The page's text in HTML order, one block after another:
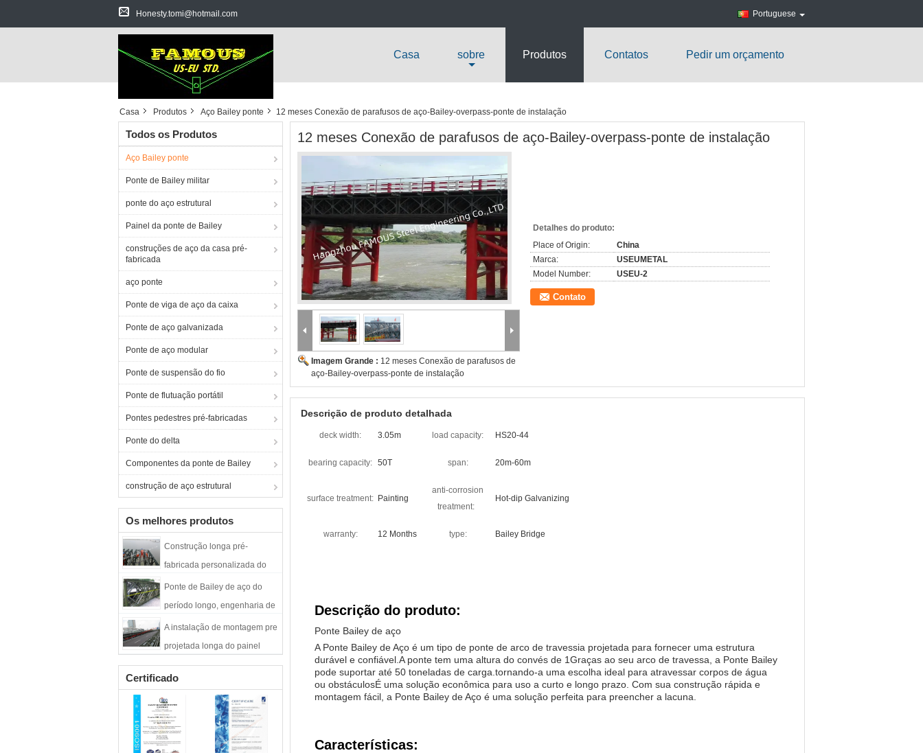
Honesty.tomi@hotmail.com Portuguese
Casa sobre Produtos Contatos Pedir um orçamento
Casa Produtos Aço Bailey ponte 12 meses Conexão de parafusos de aço-Bailey-overpass-ponte de instalação
Todos os Produtos
Aço Bailey ponte
Ponte de Bailey militar
ponte do aço estrutural
Painel da ponte de Bailey
construções de aço da casa pré-
fabricada
aço ponte
Ponte de viga de aço da caixa
Ponte de aço galvanizada
Ponte de aço modular
Ponte de suspensão do fio
Ponte de flutuação portátil
Pontes pedestres pré-fabricadas
Ponte do delta
Componentes da ponte de Bailey
construção de aço estrutural
Os melhores produtos
Construção longa pré-
fabricada personalizada do
período de Bailey Bailey da
construção de aço do projeto
Ponte de Bailey de aço do
período longo, engenharia de
aço modular da estrutura da
ponte do metal de 3m
A instalação de montagem pre
projetada longa do painel
modular das pontes pedestres
do período
Certificado
12 meses Conexão de parafusos de aço-Bailey-overpass-ponte de instalação
Imagem Grande : 12 meses Conexão de parafusos de
aço-Bailey-overpass-ponte de instalação
Detalhes do produto:
Place of Origin:
China
Marca:
USEUMETAL
Model Number:
USEU-2
Contato
Descrição de produto detalhada
deck width: 3.05m load capacity: HS20-44
bearing capacity: 50T span: 20m-60m
surface treatment: Painting
anti-corrosion
treatment:
Hot-dip Galvanizing
warranty: 12 Months type: Bailey Bridge
Descrição do produto:
Ponte Bailey de aço
A Ponte Bailey de Aço é um tipo de ponte de arco de travessia projetada para fornecer uma estrutura
durável e confiável.A ponte tem uma altura do convés de 1Graças ao seu arco de travessa, a Ponte Bailey
pode suportar até 50 toneladas de carga.tornando-a uma escolha ideal para atravessar corpos de água
ou obstáculosÉ uma solução econômica para uso a curto e longo prazo. Com sua construção rápida e
montagem fácil, a Ponte Bailey de Aço é uma solução perfeita para preencher a lacuna.
Características: